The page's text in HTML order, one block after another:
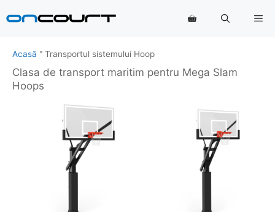
la
Acasă " Transportul sistemului Hoop
Clasa de transport maritim pentru Mega Slam
Hoops